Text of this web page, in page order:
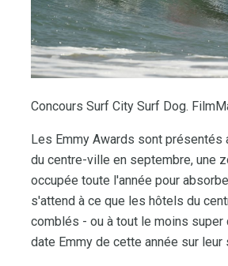
Concours Surf City Surf Dog.
Les Emmy Awards sont présentés
du centre-ville en septembre, une
occupée toute l'année pour
s'attend à ce que les hôtels du
comblés - ou à tout le moins super
date Emmy de cette année sur leur